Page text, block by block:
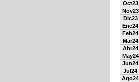
Oct23
Nov23
Dic23
Ene24
Feb24
Mar24
Abr24
May24
Jun24
Jul24
Ago24